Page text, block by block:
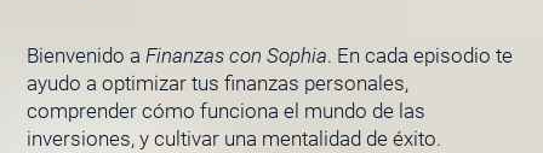
Bienvenido a Finanzas con Sophia. En cada episodio te
ayudo a optimizar tus finanzas personales,
comprender cómo funciona el mundo de las
inversiones, y cultivar una mentalidad de éxito.